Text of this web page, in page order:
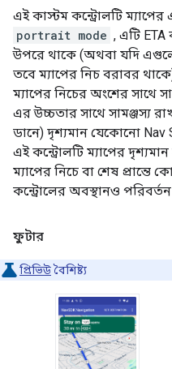
এই কাস্টম কন্ট্রোলটি
portrait mode , এটি
উপরে থাকে (অথবা যদি
তবে ম্যাপের নিচ বরাবর
ম্যাপের নিচের অংশের সাথে
এর উচ্চতার সাথে সামঞ্জস্য
ডানে) দৃশ্যমান যেকোনো Nav
এই কন্ট্রোলটি ম্যাপের
ম্যাপের নিচে বা শেষ
কন্ট্রোলের অবস্থানও
ফুটার
প্রিভিউবৈশিষ্ট্য